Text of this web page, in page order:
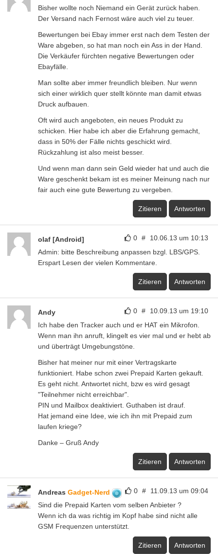
Bisher wollte noch Niemand ein Gerät zurück haben.
Der Versand nach Fernost wäre auch viel zu teuer.
Bewertungen bei Ebay immer erst nach dem Testen der
Ware abgeben, so hat man noch ein Ass in der Hand.
Die Verkäufer fürchten negative Bewertungen oder
Ebayfälle.
Man sollte aber immer freundlich bleiben. Nur wenn
sich einer wirklich quer stellt könnte man damit etwas
Druck aufbauen.
Oft wird auch angeboten, ein neues Produkt zu
schicken. Hier habe ich aber die Erfahrung gemacht,
dass in 50% der Fälle nichts geschickt wird.
Rückzahlung ist also meist besser.
Und wenn man dann sein Geld wieder hat und auch die
Ware geschenkt bekam ist es meiner Meinung nach nur
fair auch eine gute Bewertung zu vergeben.
Zitieren Antworten
0 # 10.06.13 um 10:13
olaf [Android]
Admin: bitte Beschreibung anpassen bzgl. LBS/GPS.
Erspart Lesen der vielen Kommentare.
Zitieren Antworten
0 # 10.09.13 um 19:10
Andy
Ich habe den Tracker auch und er HAT ein Mikrofon.
Wenn man ihn anruft, klingelt es vier mal und er hebt ab
und überträgt Umgebungstöne.
Bisher hat meiner nur mit einer Vertragskarte
funktioniert. Habe schon zwei Prepaid Karten gekauft.
Es geht nicht. Antwortet nicht, bzw es wird gesagt
"Teilnehmer nicht erreichbar".
PIN und Mailbox deaktiviert. Guthaben ist drauf.
Hat jemand eine Idee, wie ich ihn mit Prepaid zum
laufen kriege?
Danke – Gruß Andy
Zitieren Antworten
0 # 11.09.13 um 09:04
Andreas Gadget-Nerd
Sind die Prepaid Karten vom selben Anbieter ?
Wenn ich da was richtig im Kopf habe sind nicht alle
GSM Frequenzen unterstützt.
Zitieren Antworten